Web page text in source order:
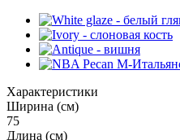
Характеристики
Ширина (см)
75
Длина (см)